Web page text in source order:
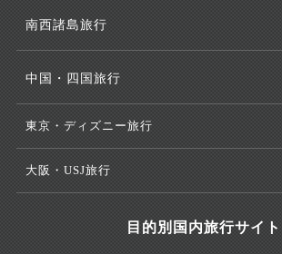
南西諸島旅行
中国・四国旅行
東京・ディズニー旅行
大阪・USJ旅行
目的別国内旅行サイト